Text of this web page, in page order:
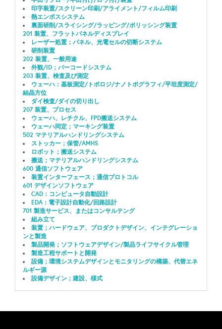
印字装置/スクリーン印刷/アライメント/フィルム印刷
熱エンボスシステム
裏面研削/スライシング/ラッピング/ポリッシング装置
201 装置、フラットパネルディスプレイ
レーザー処置；パネル、光電セルの切断システム
研削装置
202 装置、一般用途
外観/ID；バーコードシステム
203 装置、検査及び測定
ウェーハ：基板測定/トポロジ/ナノトポグラフィ/平坦度測定/
結晶方位
ダイ検査/ダイの切り出し
207 装置、プロセス
ウェーハ、レチクル、FPD搬送システム
ウェーハ同定；マーキング装置
502 マテリアルハンドリングシステム
ストッカー；保管/AMHS
ロボット；搬送システム
搬送；マテリアルハンドリングシステム
600 通信ソフトウェア
装置インターフェース；通信プロトコル
601 デザインソフトウェア
CAD：コンピュータ自動設計
EDA：電子設計自動化/回路設計
701 製造サービス、またはコンサルテング
組み立て
装置；ハードウェア、プロダクトデザイン、インテグレーショ
ンと製造
製品開発；ソフトウェアデザイン/製品ライフサイクル管理
製造工程サポートと開発
設備；環境システムデザインとモニタリングの構築、代替エネ
ルギー源
設備デザイン；建設、様式